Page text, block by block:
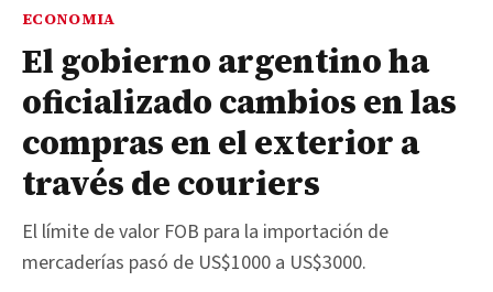
ECONOMIA
El gobierno argentino ha
oficializado cambios en las
compras en el exterior a
través de couriers
El límite de valor FOB para la importación de
mercaderías pasó de US$1000 a US$3000.